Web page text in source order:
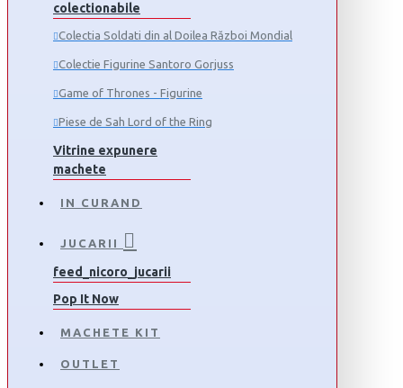
colectionabile
Colectia Soldati din al Doilea Război Mondial
Colectie Figurine Santoro Gorjuss
Game of Thrones - Figurine
Piese de Sah Lord of the Ring
Vitrine expunere
machete
IN CURAND
JUCARII
feed_nicoro_jucarii
Pop It Now
MACHETE KIT
OUTLET